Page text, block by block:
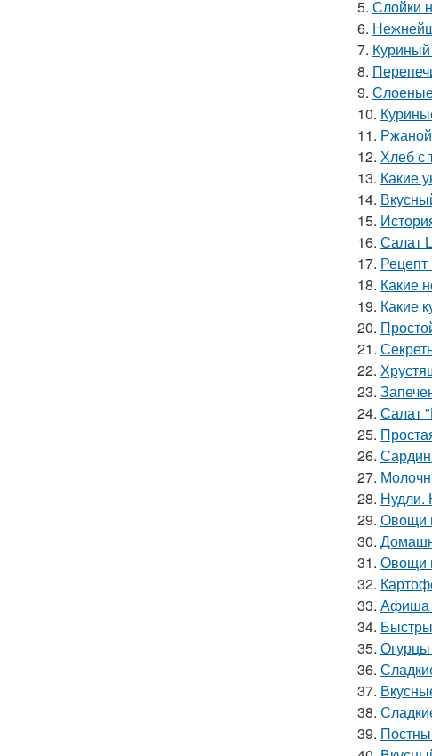
5. Слойки
6.
7.
8.
9.
10.
11.
12. Хлеб с
13. Какие
14.
15.
16. Салат
17. Рецепт
18. Какие
19. Какие
20.
21.
22.
23.
24. Салат
25.
26.
27.
28. Нудли.
29. Овощи
30.
31. Овощи
32.
33. Афиша
34.
35. Огурцы
36.
37.
38.
39.